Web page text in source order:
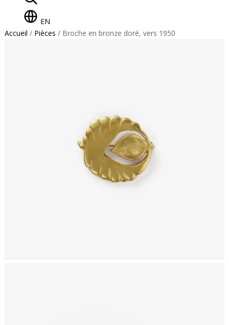
EN
Accueil / Pièces / Broche en bronze doré, vers 1950